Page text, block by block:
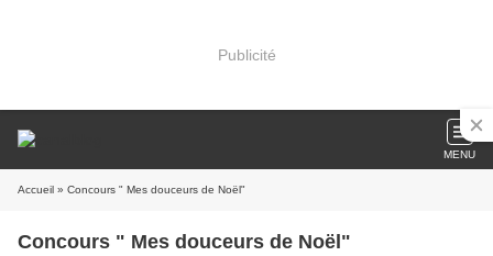
Publicité
MENU
Accueil » Concours " Mes douceurs de Noël"
Concours " Mes douceurs de Noël"